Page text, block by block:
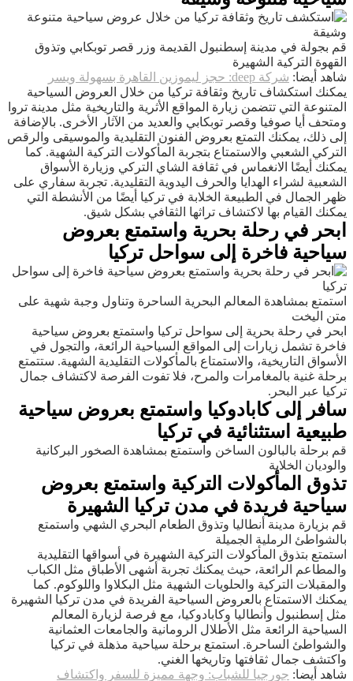
قم بجولة في مدينة إسطنبول القديمة وزر قصر توبكابي وتذوق
القهوة التركية الشهيرة
شاهد أيضا: شركة deep: حجز ليموزين القاهرة بسهولة ويسر
يمكنك استكشاف تاريخ وثقافة تركيا من خلال العروض السياحية
المتنوعة التي تتضمن زيارة المواقع الأثرية والتاريخية مثل مدينة تروا
ومتحف أيا صوفيا وقصر توبكابي والعديد من الآثار الأخرى. بالإضافة
إلى ذلك، يمكنك التمتع بعروض الفنون التقليدية والموسيقى والرقص
التركي الشعبي والاستمتاع بتجربة المأكولات التركية الشهية. كما
يمكنك أيضًا الانغماس في ثقافة الشاي التركي وزيارة الأسواق
الشعبية لشراء الهدايا والحرف اليدوية التقليدية. تجربة سفاري على
ظهر الجمال في الطبيعة الخلابة في تركيا أيضًا من الأنشطة التي
يمكنك القيام بها لاكتشاف تراثها الثقافي بشكل شيق.
ابحر في رحلة بحرية واستمتع بعروض
سياحية فاخرة إلى سواحل تركيا
استمتع بمشاهدة المعالم البحرية الساحرة وتناول وجبة شهية على
متن اليخت
ابحر في رحلة بحرية إلى سواحل تركيا واستمتع بعروض سياحية
فاخرة تشمل زيارات إلى المواقع السياحية الرائعة، والتجول في
الأسواق التاريخية، والاستمتاع بالمأكولات التقليدية الشهية. ستتمتع
برحلة غنية بالمغامرات والمرح، فلا تفوت الفرصة لاكتشاف جمال
تركيا عبر البحر.
سافر إلى كابادوكيا واستمتع بعروض سياحية
طبيعية استثنائية في تركيا
قم برحلة بالبالون الساخن واستمتع بمشاهدة الصخور البركانية
والوديان الخلابة
تذوق المأكولات التركية واستمتع بعروض
سياحية فريدة في مدن تركيا الشهيرة
قم بزيارة مدينة أنطاليا وتذوق الطعام البحري الشهي واستمتع
بالشواطئ الرملية الجميلة
استمتع بتذوق المأكولات التركية الشهيرة في أسواقها التقليدية
والمطاعم الرائعة، حيث يمكنك تجربة أشهى الأطباق مثل الكباب
والمقبلات التركية والحلويات الشهية مثل البكلاوا واللوكوم. كما
يمكنك الاستمتاع بالعروض السياحية الفريدة في مدن تركيا الشهيرة
مثل إسطنبول وأنطاليا وكابادوكيا، مع فرصة لزيارة المعالم
السياحية الرائعة مثل الأطلال الرومانية والجامعات العثمانية
والشواطئ الساحرة. استمتع برحلة سياحية مذهلة في تركيا
واكتشف جمال ثقافتها وتاريخها الغني.
شاهد أيضا: جورجيا للشباب: وجهة مميزة للسفر واكتشاف